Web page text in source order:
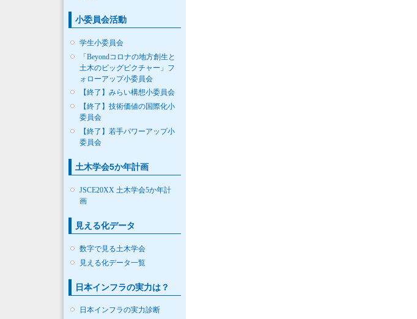
小委員会活動
学生小委員会
「Beyondコロナの地方創生と
土木のビッグピクチャー」フ
ォローアップ小委員会
【終了】みらい構想小委員会
【終了】技術価値の国際化小
委員会
【終了】若手パワーアップ小
委員会
土木学会5か年計画
JSCE20XX 土木学会5か年計
画
見える化データ
数字で見る土木学会
見える化データ一覧
日本インフラの実力は？
日本インフラの実力診断